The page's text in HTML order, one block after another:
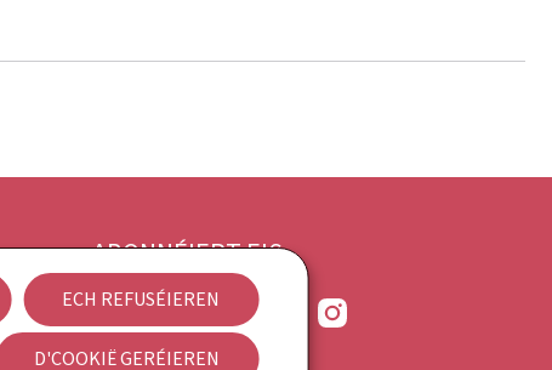
ECH REFUSÉIEREN
D'COOKIË GERÉIEREN
ABONNÉIERT EIS
BlueskyFacebookLinkedIn RSS